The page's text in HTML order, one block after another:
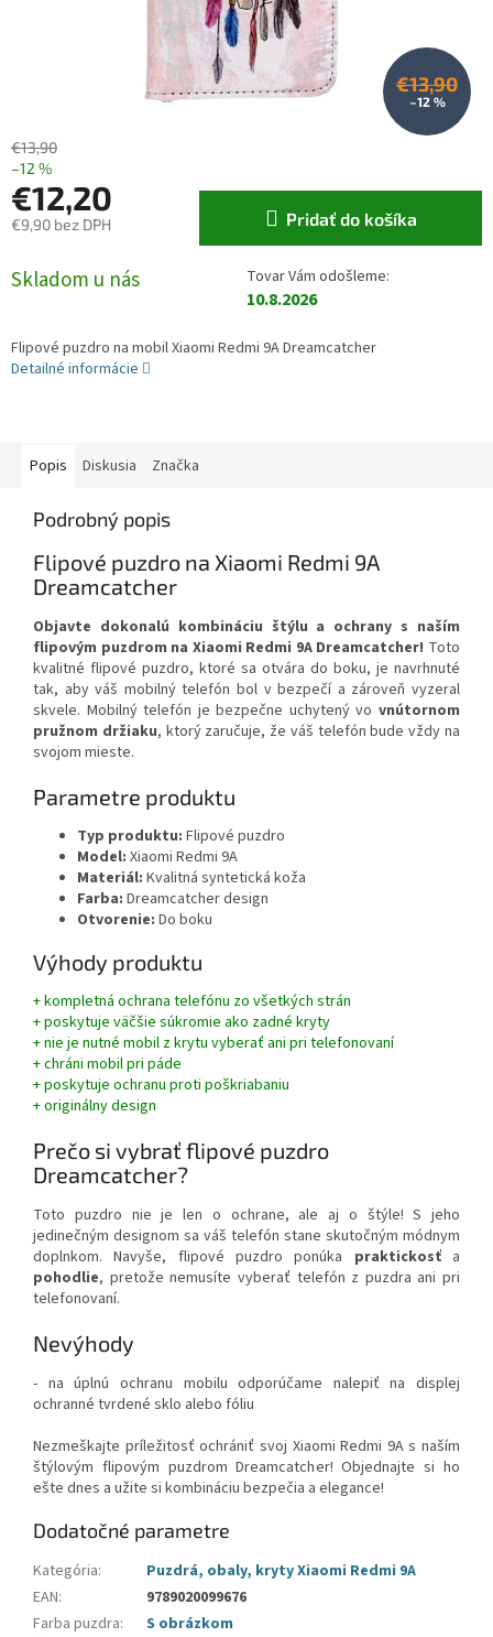
€13,90
–12 %
€13,90
–12 %
€12,20
€9,90 bez DPH
Skladom u nás
10.8.2026
Pridať do košíka
Flipové puzdro na mobil Xiaomi Redmi 9A Dreamcatcher
Detailné informácie
Popis Diskusia Značka
Podrobný popis
Flipové puzdro na Xiaomi Redmi 9A
Dreamcatcher
Objavte dokonalú kombináciu štýlu a ochrany s naším
flipovým puzdrom na Xiaomi Redmi 9A Dreamcatcher! Toto
kvalitné flipové puzdro, ktoré sa otvára do boku, je navrhnuté
tak, aby váš mobilný telefón bol v bezpečí a zároveň vyzeral
skvele. Mobilný telefón je bezpečne uchytený vo vnútornom
pružnom držiaku, ktorý zaručuje, že váš telefón bude vždy na
svojom mieste.
Parametre produktu
Typ produktu: Flipové puzdro
Model: Xiaomi Redmi 9A
Materiál: Kvalitná syntetická koža
Farba: Dreamcatcher design
Otvorenie: Do boku
Výhody produktu
+ kompletná ochrana telefónu zo všetkých strán
+ poskytuje väčšie súkromie ako zadné kryty
+ nie je nutné mobil z krytu vyberať ani pri telefonovaní
+ chráni mobil pri páde
+ poskytuje ochranu proti poškriabaniu
+ originálny design
Prečo si vybrať flipové puzdro
Dreamcatcher?
Toto puzdro nie je len o ochrane, ale aj o štýle! S jeho
jedinečným designom sa váš telefón stane skutočným módnym
doplnkom. Navyše, flipové puzdro ponúka praktickosťa
pohodlie, pretože nemusíte vyberať telefón z puzdra ani pri
telefonovaní.
Nevýhody
- na úplnú ochranu mobilu odporúčame nalepiť na displej
ochranné tvrdené sklo alebo fóliu
Nezmeškajte príležitosť ochrániť svoj Xiaomi Redmi 9A s naším
štýlovým flipovým puzdrom Dreamcatcher! Objednajte si ho
ešte dnes a užite si kombináciu bezpečia a elegance!
Dodatočné parametre
Kategória:
Puzdrá, obaly, kryty Xiaomi Redmi 9A
EAN:
9789020099676
Farba puzdra: S obrázkom